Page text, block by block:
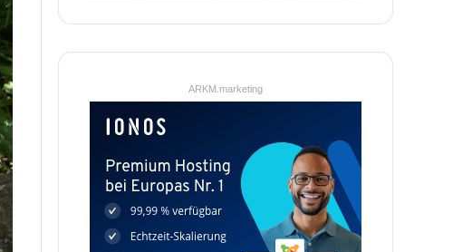
ARKM.marketing